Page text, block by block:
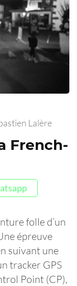
Lalère
French-
folle d’un
épreuve
suivant une
tracker GPS
Point (CP),